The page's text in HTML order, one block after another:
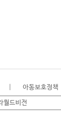
아동보호정책